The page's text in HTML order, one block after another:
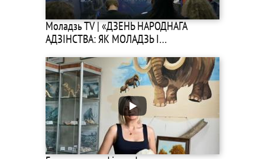
Моладзь TV | «ДЗЕНЬ НАРОДНАГА
АДЗІНСТВА: ЯК МОЛАДЗЬ І…